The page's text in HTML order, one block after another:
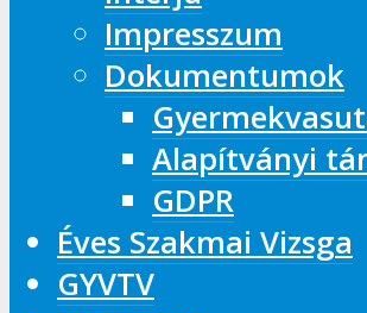
Impresszum
Dokumentumok
Alapítványi
GDPR
Éves Szakmai Vizsga
GYVTV